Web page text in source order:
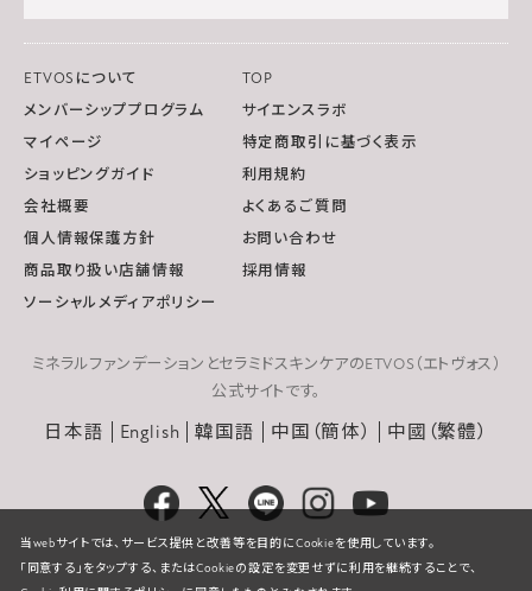
ETVOSについて
TOP
メンバーシッププログラム
サイエンスラボ
マイページ
特定商取引に基づく表示
ショッピングガイド
利用規約
会社概要
よくあるご質問
個人情報保護方針
お問い合わせ
商品取り扱い店舗情報
採用情報
ソーシャルメディアポリシー
ミネラルファンデーションとセラミドスキンケアのETVOS（エトヴォス）
公式サイトです。
日本語 English 韓国語 中国（簡体） 中國（繁體）
当webサイトでは、サービス提供と改善等を目的にCookieを使用しています。
「同意する」をタップする、またはCookieの設定を変更せずに利用を継続することで、